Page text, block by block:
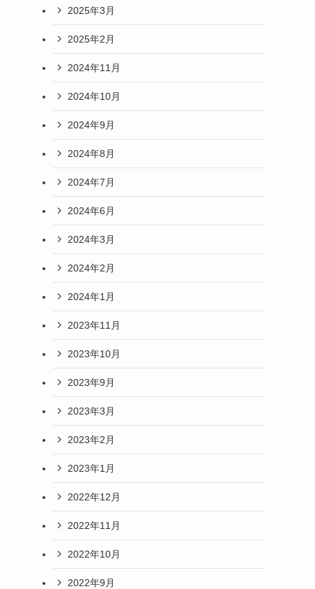
2025年3月
2025年2月
2024年11月
2024年10月
2024年9月
2024年8月
2024年7月
2024年6月
2024年3月
2024年2月
2024年1月
2023年11月
2023年10月
2023年9月
2023年3月
2023年2月
2023年1月
2022年12月
2022年11月
2022年10月
2022年9月